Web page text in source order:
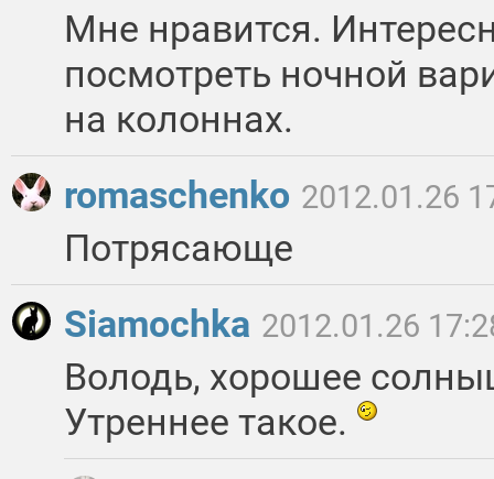
Мне нравится.
посмотреть ночной
на колоннах.
romaschenko 2012.01.26
Потрясающе
Siamochka 2012.01.26
Володь, хорошее
Утреннее такое.